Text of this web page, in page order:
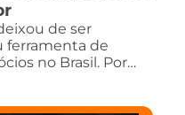
de ser
ferramenta de
no Brasil. Por…